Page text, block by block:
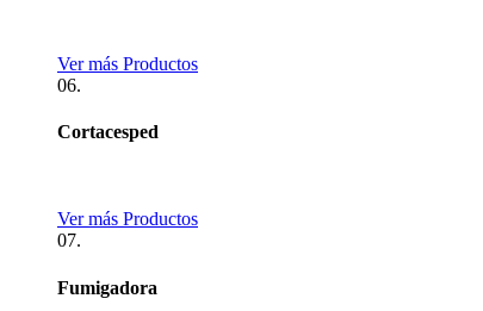
Ver más Productos
06.
Cortacesped
Ver más Productos
07.
Fumigadora